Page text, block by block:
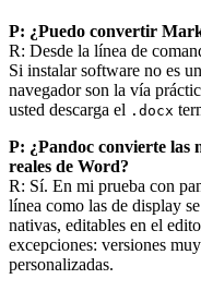
P: ¿Puedo convertir
R: Desde la línea de
Si instalar software no es
navegador son la vía
usted descarga el .docx
P: ¿Pandoc convierte las
reales de Word?
R: Sí. En mi prueba con
línea como las de display
nativas, editables en el
excepciones: versiones
personalizadas.